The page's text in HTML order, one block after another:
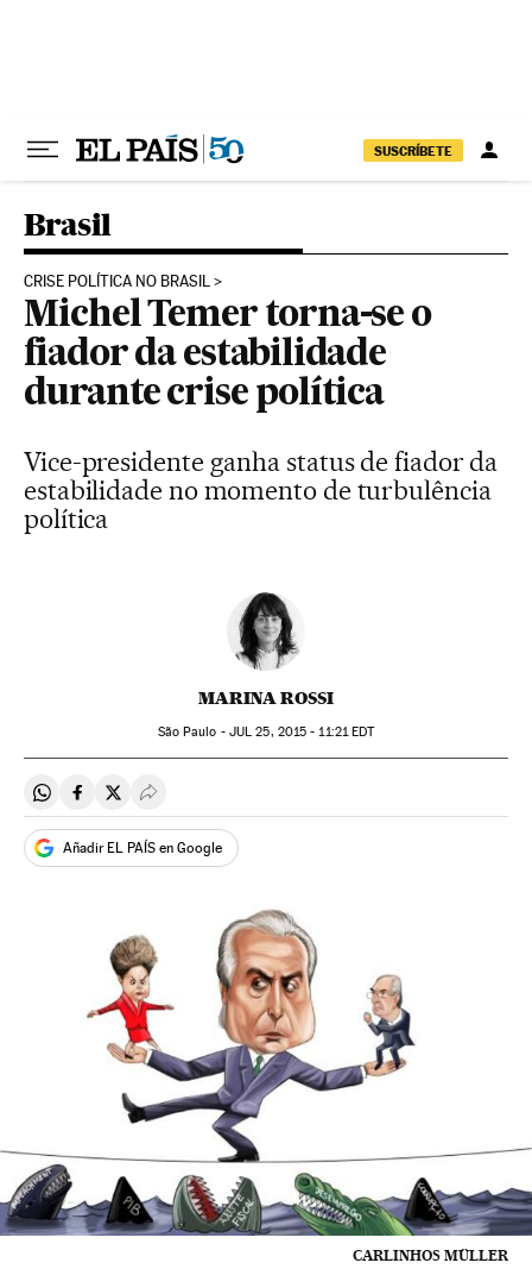
SUSCRÍBETE
Brasil
CRISE POLÍTICA NO BRASIL
Michel Temer torna-se o
fiador da estabilidade
durante crise política
Vice-presidente ganha status de fiador da
estabilidade no momento de turbulência
política
MARINA ROSSI
São Paulo - JUL 25, 2015 - 11:21EDT
Compartir en Whatsapp
Compartir en Facebook
Compartir en Twitter
Desplegar Redes Sociales
Añadir EL PAÍS en Google
CARLINHOS MÜLLER